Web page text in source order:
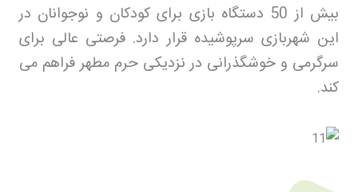
بیش از 50 دستگاه بازی برای کودکان و نوجوانان در
این شهربازی سرپوشیده قرار دارد. فرصتی عالی برای
سرگرمی و خوشگذرانی در نزدیکی حرم مطهر فراهم می
کند.